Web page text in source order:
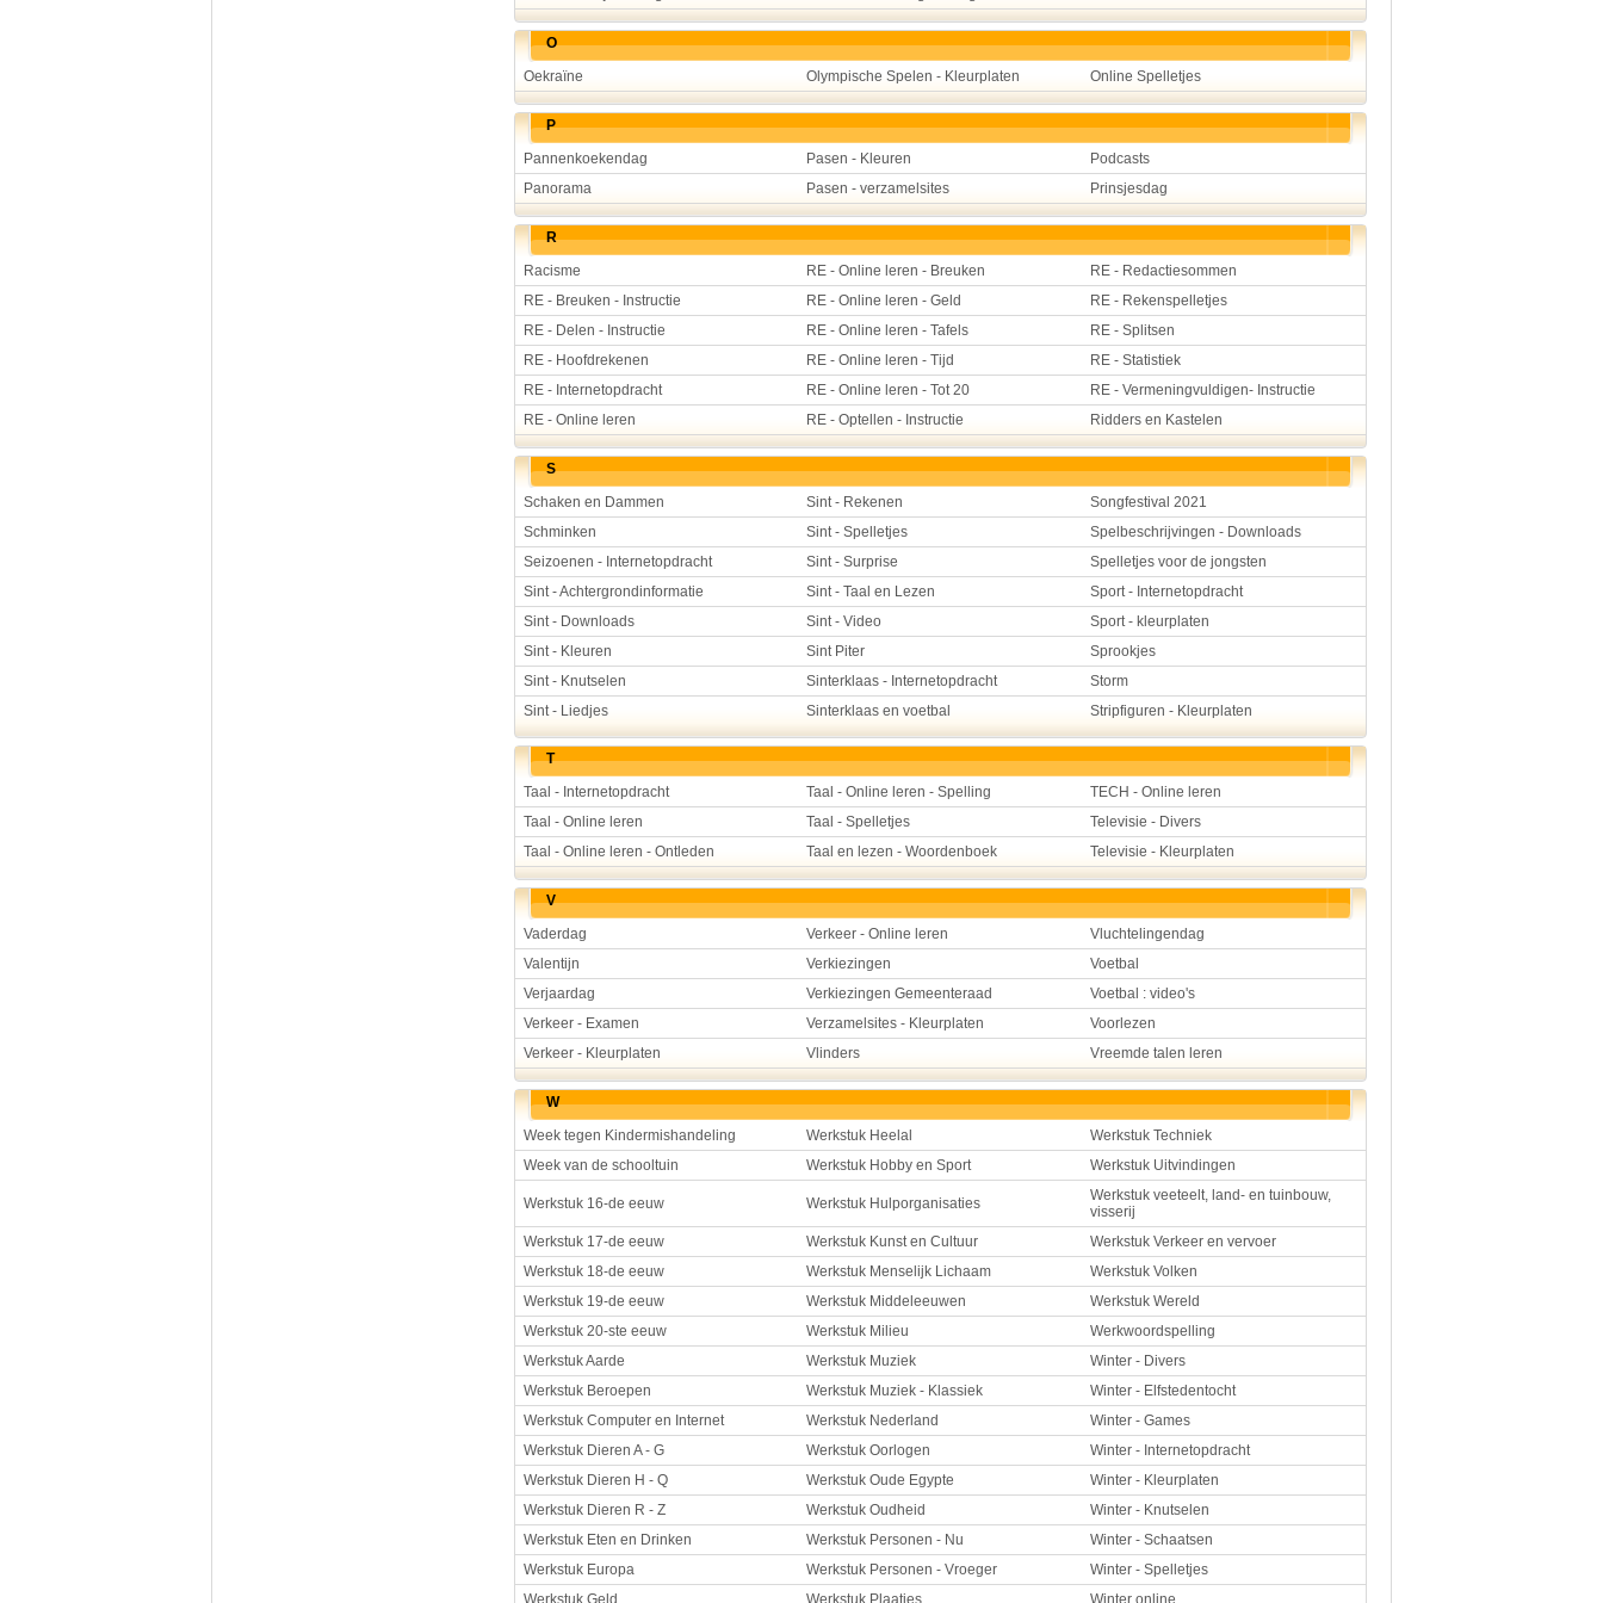
O
Oekraïne
Olympische Spelen - Kleurplaten Online Spelletjes
P
Pannenkoekendag
Pasen - Kleuren
Podcasts
Panorama
Pasen - verzamelsites Prinsjesdag
R
Racisme
RE - Online leren - Breuken
RE - Redactiesommen
RE - Breuken - Instructie
RE - Online leren - Geld
RE - Rekenspelletjes
RE - Delen - Instructie
RE - Online leren - Tafels
RE - Splitsen
RE - Hoofdrekenen
RE - Online leren - Tijd
RE - Statistiek
RE - Internetopdracht
RE - Online leren - Tot 20
RE - Vermeningvuldigen- Instructie
RE - Online leren
RE - Optellen - Instructie Ridders en Kastelen
S
Schaken en Dammen
Sint - Rekenen
Songfestival 2021
Schminken
Sint - Spelletjes
Spelbeschrijvingen - Downloads
Seizoenen - Internetopdracht
Sint - Surprise
Spelletjes voor de jongsten
Sint - Achtergrondinformatie
Sint - Taal en Lezen
Sport - Internetopdracht
Sint - Downloads
Sint - Video
Sport - kleurplaten
Sint - Kleuren
Sint Piter
Sprookjes
Sint - Knutselen
Sinterklaas - Internetopdracht
Storm
Sint - Liedjes
Sinterklaas en voetbal Stripfiguren - Kleurplaten
T
Taal - Internetopdracht
Taal - Online leren - Spelling
TECH - Online leren
Taal - Online leren
Taal - Spelletjes
Televisie - Divers
Taal - Online leren - Ontleden
Taal en lezen - Woordenboek Televisie - Kleurplaten
V
Vaderdag
Verkeer - Online leren
Vluchtelingendag
Valentijn
Verkiezingen
Voetbal
Verjaardag
Verkiezingen Gemeenteraad
Voetbal : video's
Verkeer - Examen
Verzamelsites - Kleurplaten
Voorlezen
Verkeer - Kleurplaten
Vlinders Vreemde talen leren
W
Week tegen Kindermishandeling
Werkstuk Heelal
Werkstuk Techniek
Week van de schooltuin
Werkstuk Hobby en Sport Werkstuk Uitvindingen
Werkstuk 16-de eeuw Werkstuk Hulporganisaties
Werkstuk veeteelt, land- en tuinbouw,
visserij
Werkstuk 17-de eeuw
Werkstuk Kunst en Cultuur
Werkstuk Verkeer en vervoer
Werkstuk 18-de eeuw
Werkstuk Menselijk Lichaam
Werkstuk Volken
Werkstuk 19-de eeuw
Werkstuk Middeleeuwen
Werkstuk Wereld
Werkstuk 20-ste eeuw
Werkstuk Milieu
Werkwoordspelling
Werkstuk Aarde
Werkstuk Muziek
Winter - Divers
Werkstuk Beroepen
Werkstuk Muziek - Klassiek
Winter - Elfstedentocht
Werkstuk Computer en Internet
Werkstuk Nederland
Winter - Games
Werkstuk Dieren A - G
Werkstuk Oorlogen
Winter - Internetopdracht
Werkstuk Dieren H - Q
Werkstuk Oude Egypte
Winter - Kleurplaten
Werkstuk Dieren R - Z
Werkstuk Oudheid
Winter - Knutselen
Werkstuk Eten en Drinken
Werkstuk Personen - Nu
Winter - Schaatsen
Werkstuk Europa
Werkstuk Personen - Vroeger
Winter - Spelletjes
Werkstuk Geld
Werkstuk Plaatjes Winter online